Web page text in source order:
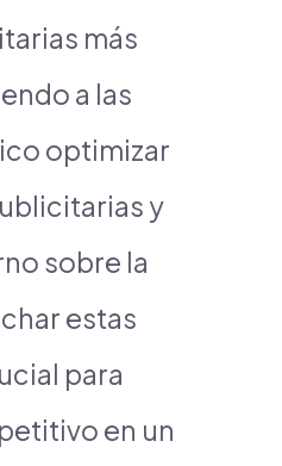
más
a las
optimizar
y
sobre la
estas
para
en un